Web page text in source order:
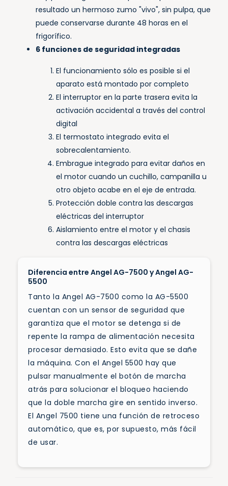
resultado un hermoso zumo "vivo", sin pulpa, que
puede conservarse durante 48 horas en el
frigorífico.
6 funciones de seguridad integradas
El funcionamiento sólo es posible si el
aparato está montado por completo
El interruptor en la parte trasera evita la
activación accidental a través del control
digital
El termostato integrado evita el
sobrecalentamiento.
Embrague integrado para evitar daños en
el motor cuando un cuchillo, campanilla u
otro objeto acabe en el eje de entrada.
Protección doble contra las descargas
eléctricas del interruptor
Aislamiento entre el motor y el chasis
contra las descargas eléctricas
Diferencia entre Angel AG-7500 y Angel AG-
5500
Tanto la Angel AG-7500 como la AG-5500
cuentan con un sensor de seguridad que
garantiza que el motor se detenga si de
repente la rampa de alimentación necesita
procesar demasiado. Esto evita que se dañe
la máquina. Con el Angel 5500 hay que
pulsar manualmente el botón de marcha
atrás para solucionar el bloqueo haciendo
que la doble marcha gire en sentido inverso.
El Angel 7500 tiene una función de retroceso
automático, que es, por supuesto, más fácil
de usar.